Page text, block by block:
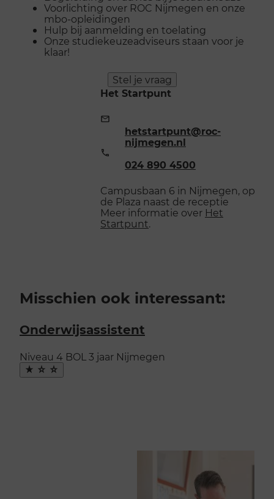
Voorlichting over ROC Nijmegen en onze
mbo-opleidingen
Hulp bij aanmelding en toelating
Onze studiekeuzeadviseurs staan voor je
klaar!
Stel je vraag
Het Startpunt
mailadres:
hetstartpunt@roc-
nijmegen.nl
Telefoonnummer:
024 890 4500
Campusbaan 6 in Nijmegen, op
de Plaza naast de receptie
Meer informatie over Het
Startpunt.
Misschien ook interessant:
Onderwijsassistent
Niveau 4 BOL 3 jaar Nijmegen
Maak
favoriet